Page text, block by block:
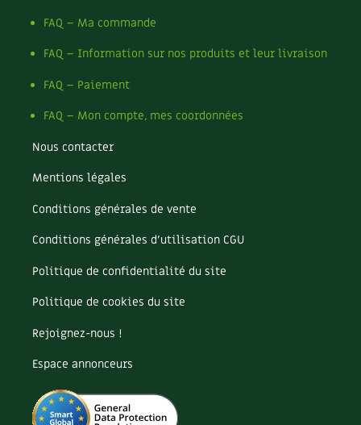
FAQ – Ma commande
FAQ – Information sur nos produits et leur livraison
FAQ – Paiement
FAQ – Mon compte, mes coordonnées
Nous contacter
Mentions légales
Conditions générales de vente
Conditions générales d’utilisation CGU
Politique de confidentialité du site
Politique de cookies du site
Rejoignez-nous !
Espace annonceurs